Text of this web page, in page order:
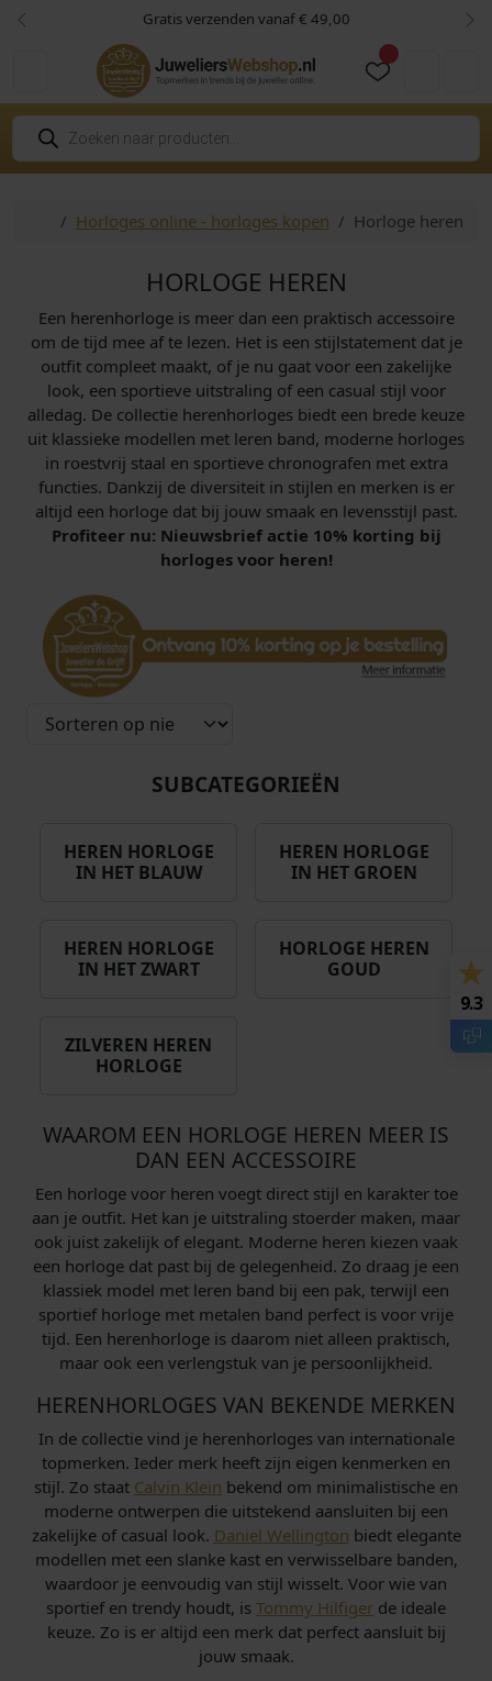
Skip to content
Skip to footer Gratis verzenden vanaf € 49,00
Vorige
P
o
d
HomeHorloges online - horloges kopen Horloge heren
HORLOGE HEREN
Een herenhorloge is meer dan een praktisch accessoire
om de tijd mee af te lezen. Het is een stijlstatement dat je
outfit compleet maakt, of je nu gaat voor een zakelijke
look, een sportieve uitstraling of een casual stijl voor
alledag. De collectie herenhorloges biedt een brede keuze
uit klassieke modellen met leren band, moderne horloges
in roestvrij staal en sportieve chronografen met extra
functies. Dankzij de diversiteit in stijlen en merken is er
altijd een horloge dat bij jouw smaak en levensstijl past.
Profiteer nu: Nieuwsbrief actie 10% korting bij
horloges voor heren!
SUBCATEGORIEËN
HEREN HORLOGE
IN HET BLAUW
HEREN HORLOGE
IN HET GROEN
HEREN HORLOGE
IN HET ZWART
HORLOGE HEREN
GOUD
ZILVEREN HEREN
HORLOGE
WAAROM EEN HORLOGE HEREN MEER IS
DAN EEN ACCESSOIRE
Een horloge voor heren voegt direct stijl en karakter toe
aan je outfit. Het kan je uitstraling stoerder maken, maar
ook juist zakelijk of elegant. Moderne heren kiezen vaak
een horloge dat past bij de gelegenheid. Zo draag je een
klassiek model met leren band bij een pak, terwijl een
sportief horloge met metalen band perfect is voor vrije
tijd. Een herenhorloge is daarom niet alleen praktisch,
maar ook een verlengstuk van je persoonlijkheid.
HERENHORLOGES VAN BEKENDE MERKEN
In de collectie vind je herenhorloges van internationale
topmerken. Ieder merk heeft zijn eigen kenmerken en
stijl. Zo staat Calvin Klein bekend om minimalistische en
moderne ontwerpen die uitstekend aansluiten bij een
zakelijke of casual look. Daniel Wellington biedt elegante
modellen met een slanke kast en verwisselbare banden,
waardoor je eenvoudig van stijl wisselt. Voor wie van
sportief en trendy houdt, is Tommy Hilfiger de ideale
keuze. Zo is er altijd een merk dat perfect aansluit bij
jouw smaak.
9.3